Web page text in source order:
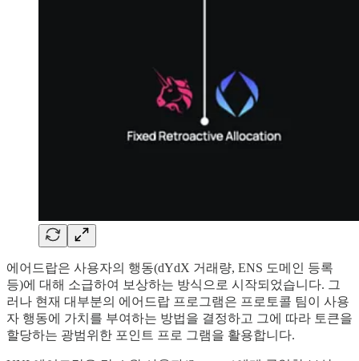
에어드랍은 사용자의 행동(dYdX 거래량, ENS 도메인 등록
등)에 대해 소급하여 보상하는 방식으로 시작되었습니다. 그
러나 현재 대부분의 에어드랍 프로그램은 프로토콜 팀이 사용
자 행동에 가치를 부여하는 방법을 결정하고 그에 따라 토큰을
할당하는 광범위한 포인트 프로 그램을 활용합니다.